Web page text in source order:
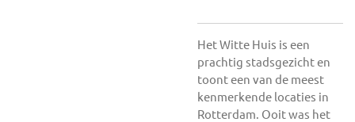
Het Witte Huis is een
prachtig stadsgezicht en
toont een van de meest
kenmerkende locaties in
Rotterdam. Ooit was het